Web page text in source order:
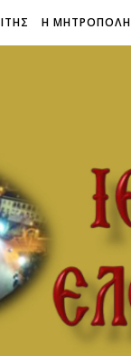
Η ΜΗΤΡΟΠΟΛΗ